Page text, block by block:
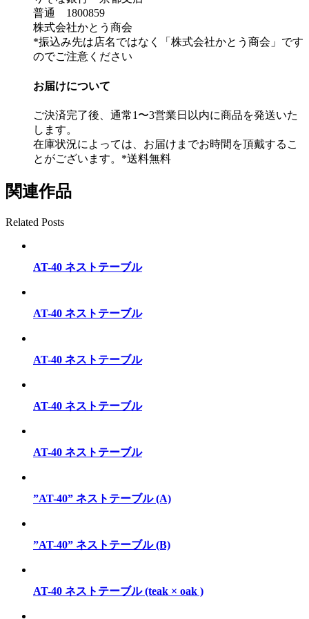
普通 1800859
株式会社かとう商会
*振込み先は店名ではなく「株式会社かとう商会」です
のでご注意ください
お届けについて
ご決済完了後、通常1〜3営業日以内に商品を発送いた
します。
在庫状況によっては、お届けまでお時間を頂戴するこ
とがございます。*送料無料
関連作品
Related Posts
AT-40 ネストテーブル
AT-40 ネストテーブル
AT-40 ネストテーブル
AT-40 ネストテーブル
AT-40 ネストテーブル
”AT-40” ネストテーブル (A)
”AT-40” ネストテーブル (B)
AT-40 ネストテーブル (teak × oak )